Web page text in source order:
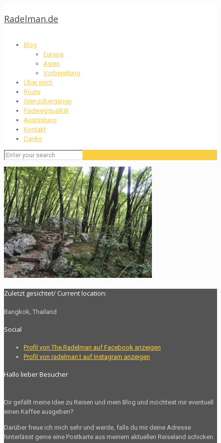
Radelman.de
Blog
Europa
Asien
Vorbereitung
Über mich
Route
Grenzübergänge
Radwegqualität
Ausrüstung
Kontakt
Danke
Zuletzt gesichtet/ Current location:
Bangkok, Thailand
Social
Profil von The.Radelman auf Facebook anzeigen
Profil von radelman.t auf Instagram anzeigen
Hallo lieber Besucher
Dir gefällt meine Idee zu Reisen und mein Blog und möchtest mir eventuell
einen Kaffee ausgeben?
Darüber freue ich mich sehr und werde, falls du mir deine Adresse
hinterlässt gerne eine Postkarte aus meinem aktuellen Reiseland schicken.